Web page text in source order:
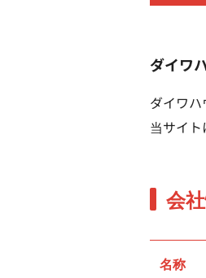
ダイワ
ダイワ
当サイ
会
名称